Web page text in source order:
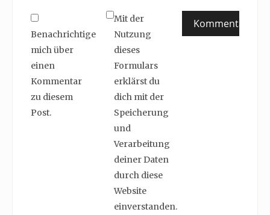
Benachrichtige
mich über
einen
Kommentar
zu diesem
Post.
Mit der
Nutzung
dieses
Formulars
erklärst du
dich mit der
Speicherung
und
Verarbeitung
deiner Daten
durch diese
Website
einverstanden.